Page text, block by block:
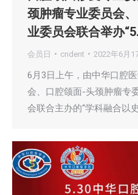
颈肿瘤专业委员会
业委员会联合举办
会员日 cndent 2022年6月
6月3日上午，由中华口腔
会、口腔颌面-头颈肿瘤专
会联合主办的“学科融合以